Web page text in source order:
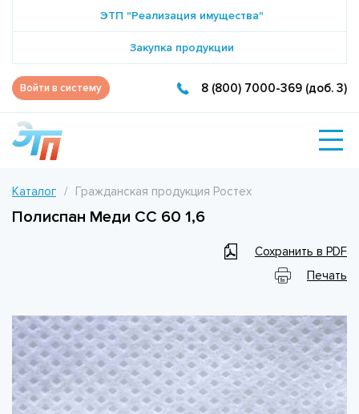
ЭТП "Реализация имущества"
Закупка продукции
Войти в систему 8 (800) 7000-369 (доб. 3)
Каталог Гражданская продукция Ростех
Полиспан Меди СС 60 1,6
Сохранить в PDF
Печать